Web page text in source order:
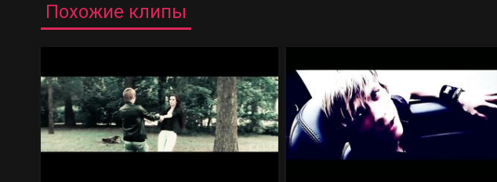
Похожие клипы